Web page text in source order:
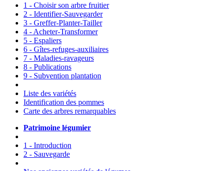
1 - Choisir son arbre fruitier
2 - Identifier-Sauvegarder
3 - Greffer-Planter-Tailler
4 - Acheter-Transformer
5 - Espaliers
6 - Gîtes-refuges-auxiliaires
7 - Maladies-ravageurs
8 - Publications
9 - Subvention plantation
Liste des variétés
Identification des pommes
Carte des arbres remarquables
Patrimoine légumier
1 - Introduction
2 - Sauvegarde